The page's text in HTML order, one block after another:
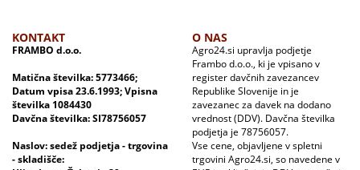
KONTAKT
FRAMBO d.o.o.
Matična številka: 5773466;
Datum vpisa 23.6.1993; Vpisna
številka 1084430
Davčna številka: SI78756057
Naslov: sedež podjetja - trgovina
- skladišče:
O NAS
Agro24.si upravlja podjetje
Frambo d.o.o., ki je vpisano v
register davčnih zavezancev
Republike Slovenije in je
zavezanec za davek na dodano
vrednost (DDV). Davčna številka
podjetja je 78756057.
Vse cene, objavljene v spletni
trgovini Agro24.si, so navedene v